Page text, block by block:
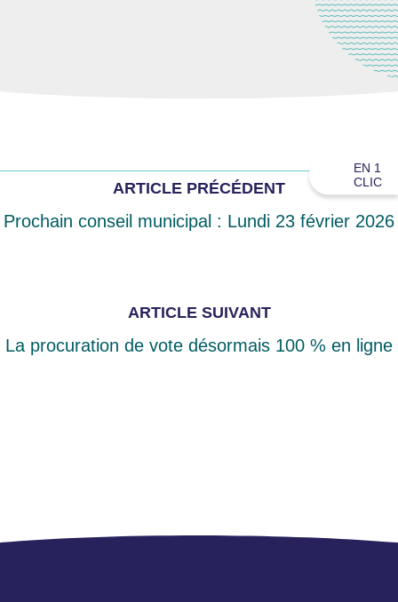
ARTICLE PRÉCÉDENT
Prochain conseil municipal : Lundi 23 février 2026
ARTICLE SUIVANT
La procuration de vote désormais 100 % en ligne
EN 1
CLIC